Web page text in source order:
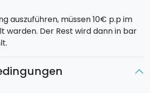
auszuführen, müssen 10€ p.p im
warden. Der Rest wird dann in bar